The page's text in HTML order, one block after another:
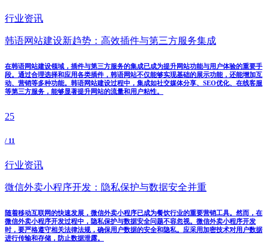
行业资讯
韩语网站建设新趋势：高效插件与第三方服务集成
在韩语网站建设领域，插件与第三方服务的集成已成为提升网站功能与用户体验的重要手
段。通过合理选择和应用各类插件，韩语网站不仅能够实现基础的展示功能，还能增加互
动、营销等多种功能。韩语网站建设过程中，集成如社交媒体分享、SEO优化、在线客服
等第三方服务，能够显著提升网站的流量和用户粘性。
25
/ 11
行业资讯
微信外卖小程序开发：隐私保护与数据安全并重
随着移动互联网的快速发展，微信外卖小程序已成为餐饮行业的重要营销工具。然而，在
微信外卖小程序开发过程中，隐私保护与数据安全问题不容忽视。微信外卖小程序开发
时，要严格遵守相关法律法规，确保用户数据的安全和隐私。应采用加密技术对用户数据
进行传输和存储，防止数据泄露。